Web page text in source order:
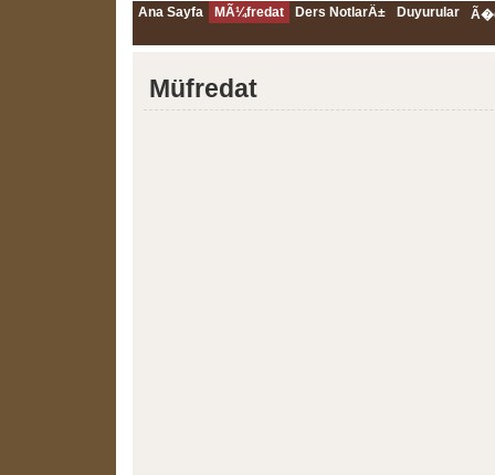
Ana Sayfa MÃ¼fredat Ders NotlarÄ± Duyurular
Müfredat